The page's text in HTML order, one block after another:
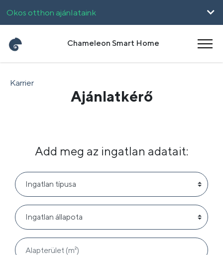
Okos otthon ajánlataink
Vállalkozásoknak
UpHome
Karrier
Română
Chameleon Smart Home
Ajánlatkérő
Add meg az ingatlan adatait: